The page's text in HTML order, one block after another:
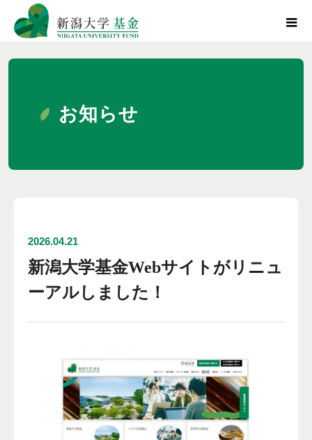
お知らせ
新潟大学基金Webサイトがリニュ
ーアルしました！
2026.04.21